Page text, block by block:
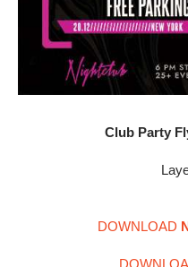
Club Party
DOWNLOAD